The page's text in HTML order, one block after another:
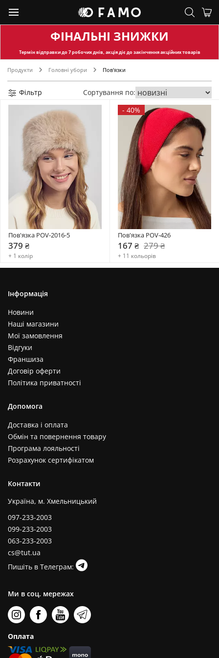
ФІНАЛЬНІ ЗНИЖКИ
Термін відправкидо 7 робочих днів, акція діє до закінчення акційних товарів
Продукти Головні убори Пов'язки
Фільтр Сортування по:
Пов'язка POV-2016-5
379 ₴
+ 1 колір
- 40%
Пов'язка POV-426
167 ₴ 279 ₴
+ 11 кольорів
Інформація
Новини
Наші магазини
Мої замовлення
Відгуки
Франшиза
Договір оферти
Політика приватності
Допомога
Доставка і оплата
Обмін та повернення товару
Програма лояльності
Розрахунок сертифікатом
Контакти
Україна, м. Хмельницький
097-233-2003
099-233-2003
063-233-2003
cs@tut.ua
Пишіть в Телеграм:
Ми в соц. мережах
Оплата